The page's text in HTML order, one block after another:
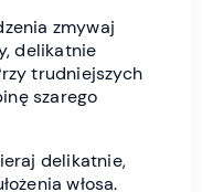
zmywaj
delikatnie
trudniejszych
szarego
delikatnie,
włosa.